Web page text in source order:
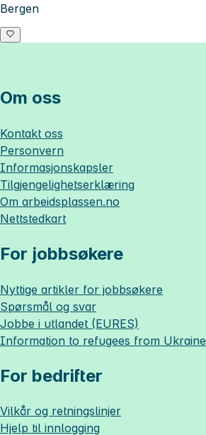
Bergen
Om oss
Kontakt oss
Personvern
Informasjonskapsler
Tilgjengelighetserklæring
Om arbeidsplassen.no
Nettstedkart
For jobbsøkere
Nyttige artikler for jobbsøkere
Spørsmål og svar
Jobbe i utlandet (EURES)
Information to refugees from Ukraine
For bedrifter
Vilkår og retningslinjer
Hjelp til innlogging